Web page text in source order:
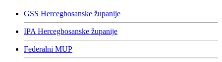
GSS Hercegbosanske županije
IPA Hercegbosanske županije
Federalni MUP